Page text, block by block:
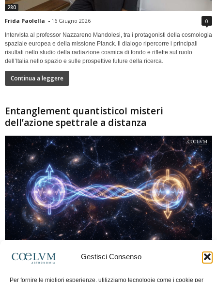
Gestisci Consenso
Per fornire le migliori esperienze, utilizziamo tecnologie come i cookie per
280
Frida Paolella - 16 Giugno 2026 0
Intervista al professor Nazzareno Mandolesi, tra i protagonisti della cosmologia
spaziale europea e della missione Planck. Il dialogo ripercorre i principali
risultati nello studio della radiazione cosmica di fondo e riflette sul ruolo
dell’Italia nello spazio e sulle prospettive future della ricerca.
Continua a leggere
Entanglement quantisticoI misteri
dell’azione spettrale a distanza
Marco Lorrai - 15 Giugno 2026 0
moderna: due particelle possono mostrare correlazioni che sembrano ignorare